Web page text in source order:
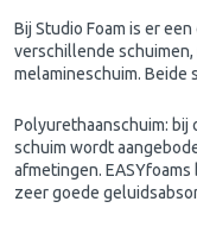
Bij Studio Foam is er
verschillende
melamineschuim.
Polyurethaanschuim: bij
schuim wordt
afmetingen.
zeer goede